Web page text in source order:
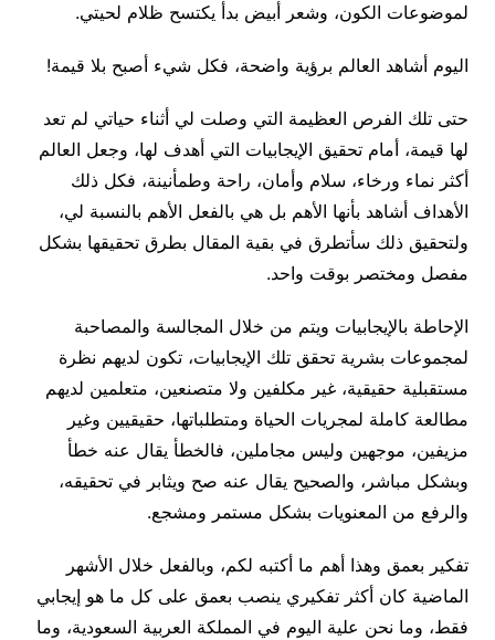
لموضوعات الكون، وشعر أبيض بدأ يكتسح ظلام لحيتي.
اليوم أشاهد العالم برؤية واضحة، فكل شيء أصبح بلا قيمة!
حتى تلك الفرص العظيمة التي وصلت لي أثناء حياتي لم تعد
لها قيمة، أمام تحقيق الإيجابيات التي أهدف لها، وجعل العالم
أكثر نماء ورخاء، سلام وأمان، راحة وطمأنينة، فكل ذلك
الأهداف أشاهد بأنها الأهم بل هي بالفعل الأهم بالنسبة لي،
ولتحقيق ذلك سأتطرق في بقية المقال بطرق تحقيقها بشكل
مفصل ومختصر بوقت واحد.
الإحاطة بالإيجابيات ويتم من خلال المجالسة والمصاحبة
لمجموعات بشرية تحقق تلك الإيجابيات، تكون لديهم نظرة
مستقبلية حقيقية، غير مكلفين ولا متصنعين، متعلمين لديهم
مطالعة كاملة لمجريات الحياة ومتطلباتها، حقيقيين وغير
مزيفين، موجهين وليس مجاملين، فالخطأ يقال عنه خطأ
وبشكل مباشر، والصحيح يقال عنه صح ويثابر في تحقيقه،
والرفع من المعنويات بشكل مستمر ومشجع.
تفكير بعمق وهذا أهم ما أكتبه لكم، وبالفعل خلال الأشهر
الماضية كان أكثر تفكيري ينصب بعمق على كل ما هو إيجابي
فقط، وما نحن علية اليوم في المملكة العربية السعودية، وما